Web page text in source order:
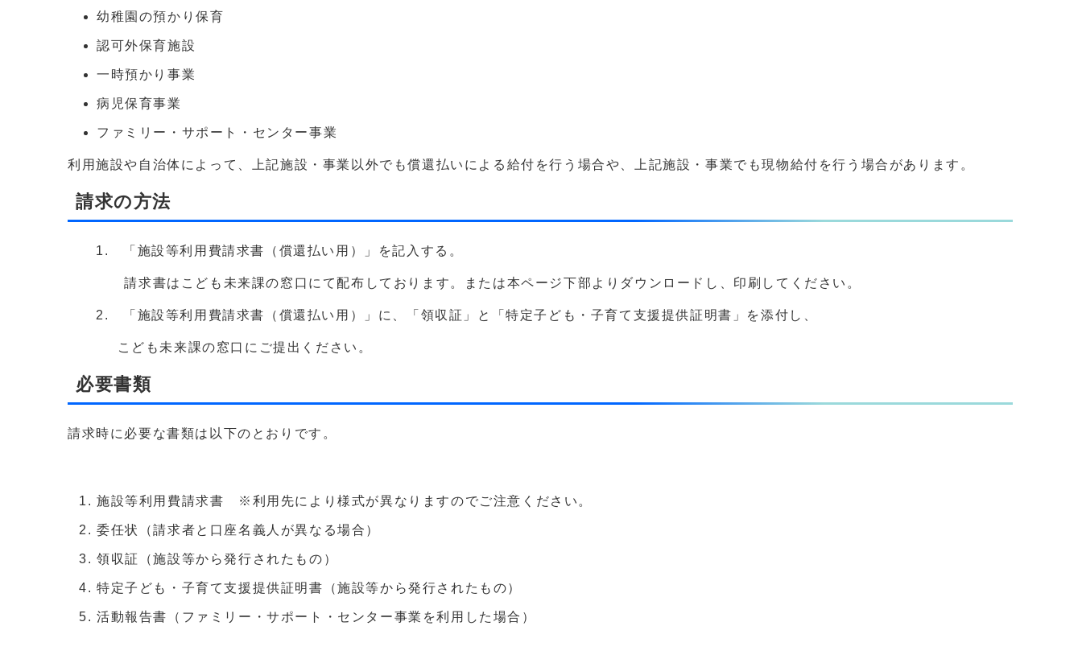
幼稚園の預かり保育
認可外保育施設
一時預かり事業
病児保育事業
ファミリー・サポート・センター事業
利用施設や自治体によって、上記施設・事業以外でも償還払いによる給付を行う場合や、上記施設・事業でも現物給付を行う場合があります。
請求の方法
1. 「施設等利用費請求書（償還払い用）」を記入する。
請求書はこども未来課の窓口にて配布しております。または本ページ下部よりダウンロードし、印刷してください。
2. 「施設等利用費請求書（償還払い用）」に、「領収証」と「特定子ども・子育て支援提供証明書」を添付し、
こども未来課の窓口にご提出ください。
必要書類
請求時に必要な書類は以下のとおりです。
施設等利用費請求書 ※利用先により様式が異なりますのでご注意ください。
委任状（請求者と口座名義人が異なる場合）
領収証（施設等から発行されたもの）
特定子ども・子育て支援提供証明書（施設等から発行されたもの）
活動報告書（ファミリー・サポート・センター事業を利用した場合）